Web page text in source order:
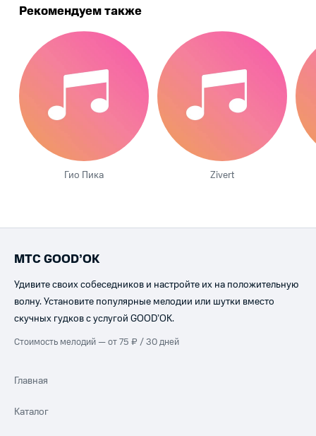
Рекомендуем также
Гио Пика Zivert
МТС GOOD’OK
Удивите своих собеседников и настройте их на положительную
волну. Установите популярные мелодии или шутки вместо
скучных гудков с услугой GOOD’OK.
Стоимость мелодий — от 75 ₽ / 30 дней
Главная
Каталог